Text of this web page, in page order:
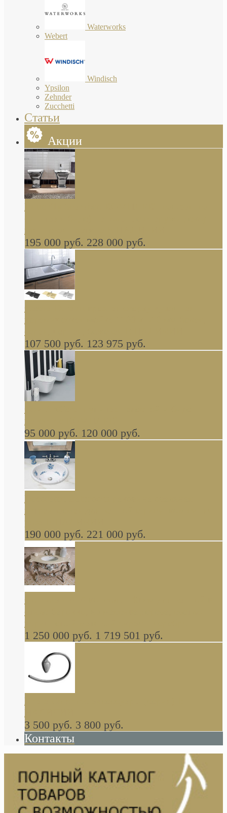
Waterworks
Webert
Windisch
Ypsilon
Zehnder
Zucchetti
Статьи
Акции
Butterfly Scarabeo КОМПЛЕКТ санфаянса
глянцевая платина В НАЛИЧИИ
195 000 руб. 228 000 руб.
керамическая мойка 1160 x 510 мм белая,
серая, черная, бежевая В НАЛИЧИИ
107 500 руб. 123 975 руб.
навесное КОМПЛЕКТ
95 000 руб. 120 000 руб.
Decorated Bathroom раковина овальная
встраиваемая для ванной с рисунком синяя
роза В НАЛИЧИИ
190 000 руб. 221 000 руб.
стиле барокко, из массива дерева, светло
коричневый матовый окрас + серебро
1 250 000 руб. 1 719 501 руб.
Khala Colombo аксессуары (серия) В
НАЛИЧИИ
3 500 руб. 3 800 руб.
Контакты